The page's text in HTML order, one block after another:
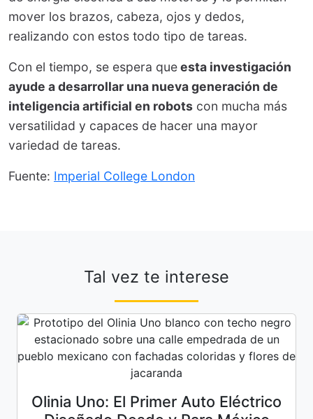
mover los brazos, cabeza, ojos y dedos,
realizando con estos todo tipo de tareas.
Con el tiempo, se espera queesta investigación
ayude a desarrollar una nueva generación de
inteligencia artificial en robots con mucha más
versatilidad y capaces de hacer una mayor
variedad de tareas.
Fuente: Imperial College London
Tal vez te interese
Olinia Uno: El Primer Auto Eléctrico